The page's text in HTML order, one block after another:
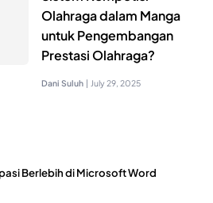
Olahraga dalam Manga
untuk Pengembangan
Prestasi Olahraga?
Dani Suluh | July 29, 2025
Berlebih di Microsoft Word